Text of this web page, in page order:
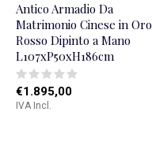
Antico Armadio Da
Matrimonio Cinese in Oro
Rosso Dipinto a Mano
L107xP50xH186cm
€1.895,00
IVA Incl.